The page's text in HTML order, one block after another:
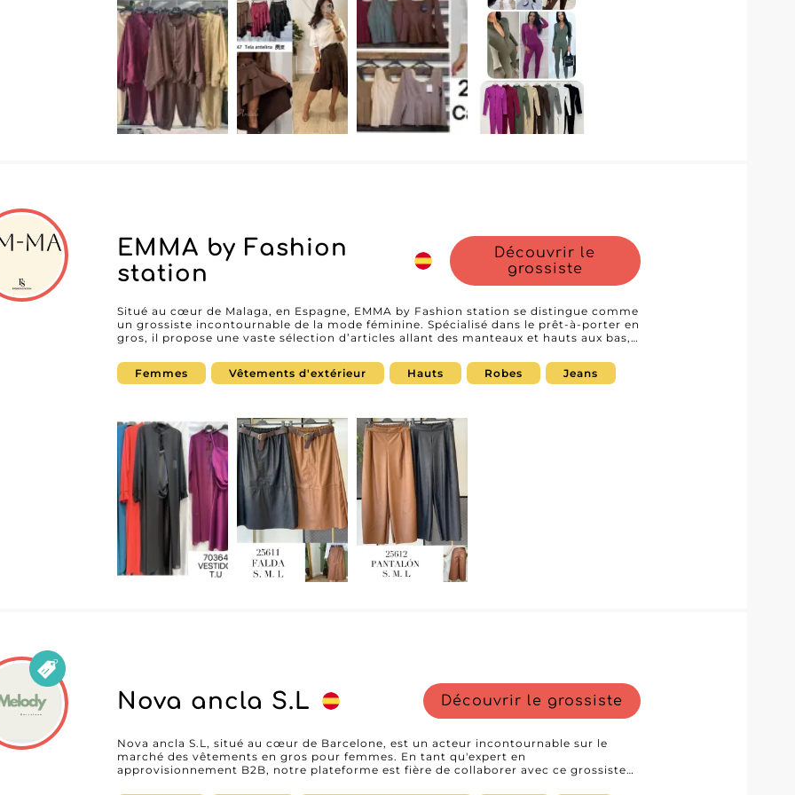
indéfectible des articles qu'elle propose, soigneusement sélectionnés pour séduire
toutes les femmes en quête de mode et de confort. Leur vaste assortiment de
vêtements s’adapte aux tendances actuelles, ce qui est un véritable atout pour
attirer et fidéliser vos clients. Choisir Lunafashion textil S.l, c'est opter pour un
grossiste qui vous accompagne dans le développement de votre activité, avec des
produits qui se démarquent par leur design moderne et leur qualité supérieure. En
traitant avec eux, vous bénéficiez non seulement d'un excellent rapport qualité-prix,
mais aussi d'un support client réactif et professionnel. Pour les revendeurs désirant
enrichir leur catalogue avec des articles attrayants et fiables, Lunafashion textil S.l à
Séville est une opportunité à saisir. Assurez-vous une gamme de vêtements
EMMA by Fashion
station
Découvrir le
grossiste
Situé au cœur de Malaga, en Espagne, EMMA by Fashion station se distingue comme
un grossiste incontournable de la mode féminine. Spécialisé dans le prêt-à-porter en
gros, il propose une vaste sélection d’articles allant des manteaux et hauts aux bas,
répondre aux exigences des revendeurs à la recherche de pièces modernes et de
qualité. Présent sur MicroStore, EMMA by Fashion station offre aux détaillants une
Cette présence sur la plateforme garantit une gestion simplifiée des stocks, une
visibilité en temps réel sur les produits disponibles et une communication directe
avec le fournisseur. En choisissant EMMA by Fashion station, les professionnels
bénéficient d’un service client réactif, d’une logistique efficace et de délais de
livraison rapides, essentiels pour maintenir une activité commerciale performante.
Le sérieux et la fiabilité de ce grossiste font de lui un partenaire privilégié pour les
boutiques souhaitant enrichir leur offre avec des vêtements féminins élégants,
confortables et dans l’air du temps. Opter pour EMMA by Fashion station, c’est
collaborer avec un fournisseur espagnol reconnu, alliant expertise, qualité et
adaptabilité, pour accompagner durablement le succès des détaillants de mode en
Europe et au-delà.
Femmes Vêtements d'extérieur Hauts Robes Jeans
Nova ancla S.L Découvrir le grossiste
Nova ancla S.L, situé au cœur de Barcelone, est un acteur incontournable sur le
marché des vêtements en gros pour femmes. En tant qu'expert en
approvisionnement B2B, notre plateforme est fière de collaborer avec ce grossiste